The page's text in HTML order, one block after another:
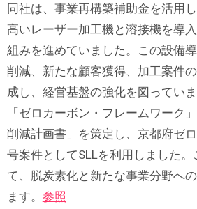
同社は、事業再構築補助金を活用
高いレーザー加工機と溶接機を導
組みを進めていました。この設備
削減、新たな顧客獲得、加工案件
成し、経営基盤の強化を図ってい
「ゼロカーボン・フレームワーク
削減計画書」を策定し、京都府ゼ
号案件としてSLLを利用しました
て、脱炭素化と新たな事業分野へ
ます。 参照